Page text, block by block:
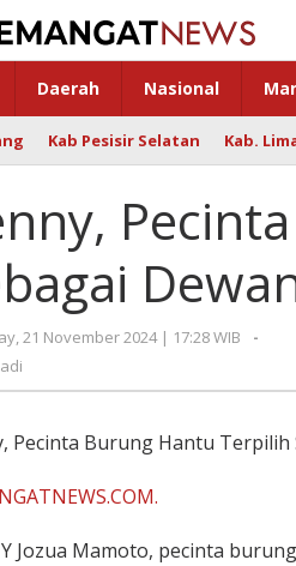
Daerah Nasional
Kab Pesisir Selatan Kab.
21 November 2024 | 17:28 WIB
by
-
Pecinta Burung Hantu Terpilih
Jozua Mamoto, pecinta